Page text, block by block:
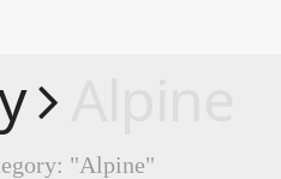
"Alpine"